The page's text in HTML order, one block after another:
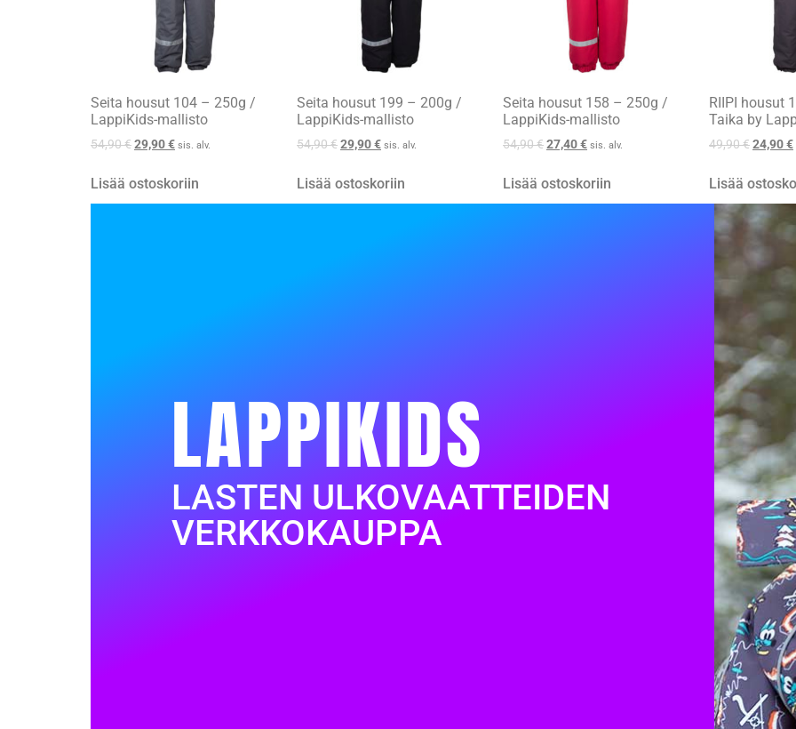
Seita housut 104 – 250g /
LappiKids-mallisto
54,90€29,90€ sis. alv.
Lisää ostoskoriin
Seita housut 199 – 200g /
LappiKids-mallisto
54,90€29,90€ sis. alv.
Lisää ostoskoriin
Seita housut 158 – 250g /
LappiKids-mallisto
54,90€27,40€ sis. alv.
Lisää ostoskoriin
RIIPI housut
Taika by
49,90€24,90€
Lisää
LAPPIKIDS
LASTEN ULKOVAATTEIDEN
VERKKOKAUPPA